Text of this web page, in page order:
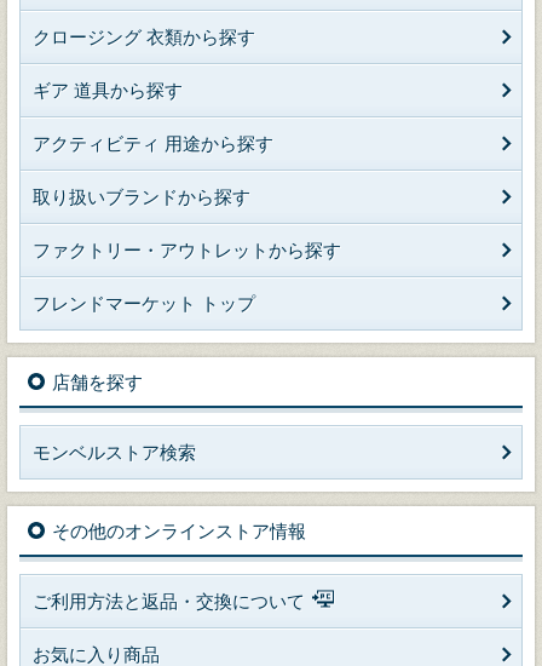
クロージング 衣類から探す
ギア 道具から探す
アクティビティ 用途から探す
取り扱いブランドから探す
ファクトリー・アウトレットから探す
フレンドマーケット トップ
店舗を探す
モンベルストア検索
その他のオンラインストア情報
ご利用方法と返品・交換について
お気に入り商品